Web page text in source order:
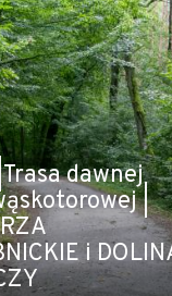
dawnej
‪|
i